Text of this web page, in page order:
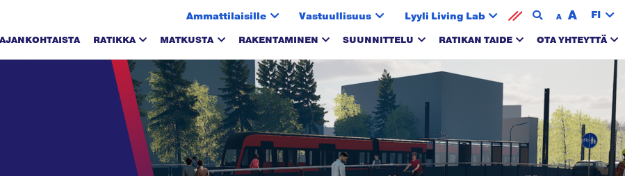
Ammattilaisille Vastuullisuus Lyyli Living Lab A A FI
AJANKOHTAISTA RATIKKA MATKUSTA RAKENTAMINEN SUUNNITTELU RATIKAN TAIDE OTA YHTEYTTÄ